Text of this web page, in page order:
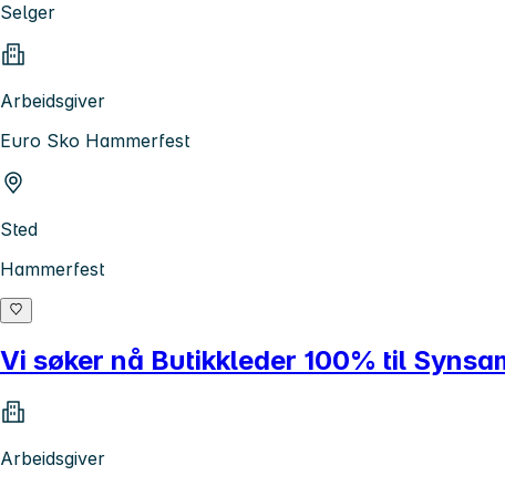
Selger
Arbeidsgiver
Euro Sko Hammerfest
Sted
Hammerfest
Vi søker nå Butikkleder 100% til
Arbeidsgiver